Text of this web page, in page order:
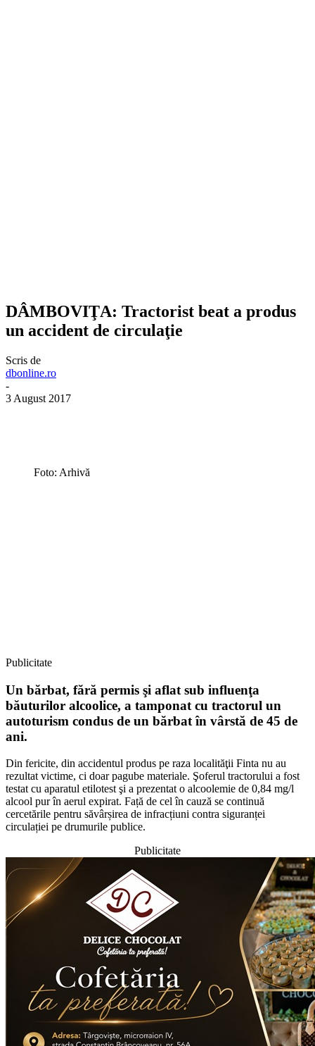
DÂMBOVIŢA: Tractorist beat a produs
un accident de circulaţie
Scris de
dbonline.ro
-
3 August 2017
Foto: Arhivă
Publicitate
Un bărbat, fără permis şi aflat sub influenţa
băuturilor alcoolice, a tamponat cu tractorul un
autoturism condus de un bărbat în vârstă de 45 de
ani.
Din fericite, din accidentul produs pe raza localităţii Finta nu au
rezultat victime, ci doar pagube materiale. Şoferul tractorului a fost
testat cu aparatul etilotest şi a prezentat o alcoolemie de 0,84 mg/l
alcool pur în aerul expirat. Față de cel în cauză se continuă
cercetările pentru săvârșirea de infracțiuni contra siguranței
circulației pe drumurile publice.
Publicitate